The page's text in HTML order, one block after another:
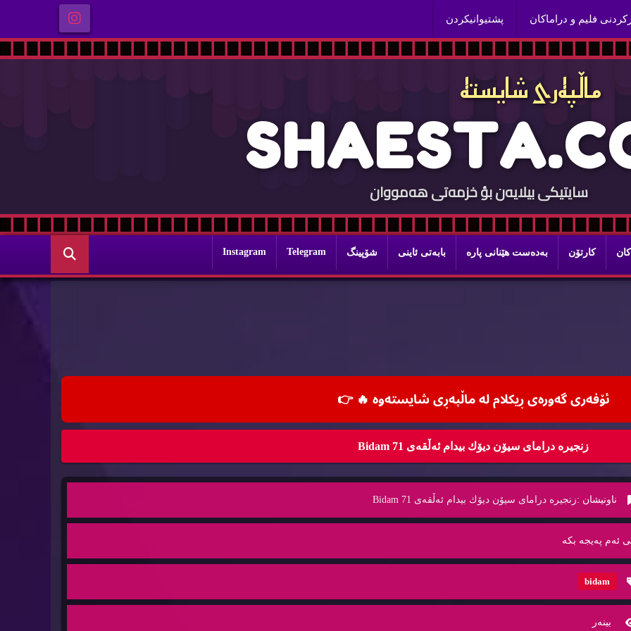
فلیم و دراماكان پشتیوانیكردن
ماڵپه‌ری شایسته‌
SHAESTA.C
سایتيكی بيلایه‌ن بؤ خزمه‌تی هه‌مووان
كارتۆن به‌ده‌ست هێنانی پاره‌ بابه‌تی ئاینی شۆپینگ Telegram
Instagram
ئۆفه‌ری گه‌وره‌ی ڕیكلام له‌ ماڵپه‌ڕی شایسته‌وه‌ 🔥👉
زنجیره‌ درامای سیۆن دیۆك بیدام ئه‌ڵقه‌ی 71 Bidam
ناونیشان :زنجیره‌ درامای سیۆن دیۆك بیدام ئه‌ڵقه‌ی 71 Bidam
ئه‌م په‌یجه‌ بكه‌
bidam
بینه‌ر